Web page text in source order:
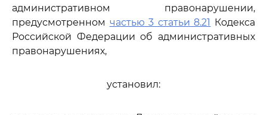
административном правонарушении,
предусмотренном частью 3 статьи 8.21 Кодекса
Российской Федерации об административных
правонарушениях,
установил: